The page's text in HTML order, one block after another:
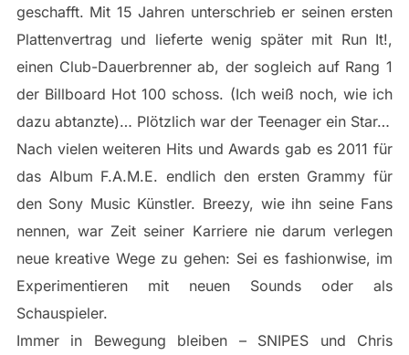
geschafft. Mit 15 Jahren unterschrieb er seinen ersten
Plattenvertrag und lieferte wenig später mit Run It!,
einen Club-Dauerbrenner ab, der sogleich auf Rang 1
der Billboard Hot 100 schoss. (Ich weiß noch, wie ich
dazu abtanzte)… Plötzlich war der Teenager ein Star…
Nach vielen weiteren Hits und Awards gab es 2011 für
das Album F.A.M.E. endlich den ersten Grammy für
den Sony Music Künstler. Breezy, wie ihn seine Fans
nennen, war Zeit seiner Karriere nie darum verlegen
neue kreative Wege zu gehen: Sei es fashionwise, im
Experimentieren mit neuen Sounds oder als
Schauspieler.
Immer in Bewegung bleiben – SNIPES und Chris